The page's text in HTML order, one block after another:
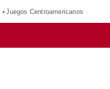
Juegos Centroamericanos